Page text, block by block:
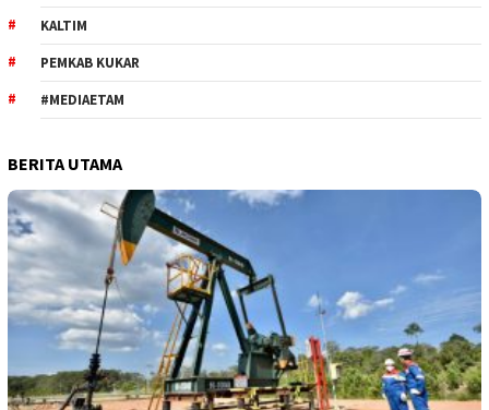
KALTIM
PEMKAB KUKAR
#MEDIAETAM
BERITA UTAMA